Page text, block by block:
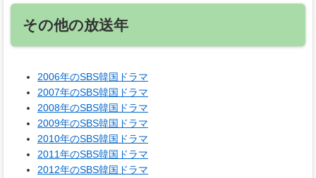
その他の放送年
2006年のSBS韓国ドラマ
2007年のSBS韓国ドラマ
2008年のSBS韓国ドラマ
2009年のSBS韓国ドラマ
2010年のSBS韓国ドラマ
2011年のSBS韓国ドラマ
2012年のSBS韓国ドラマ